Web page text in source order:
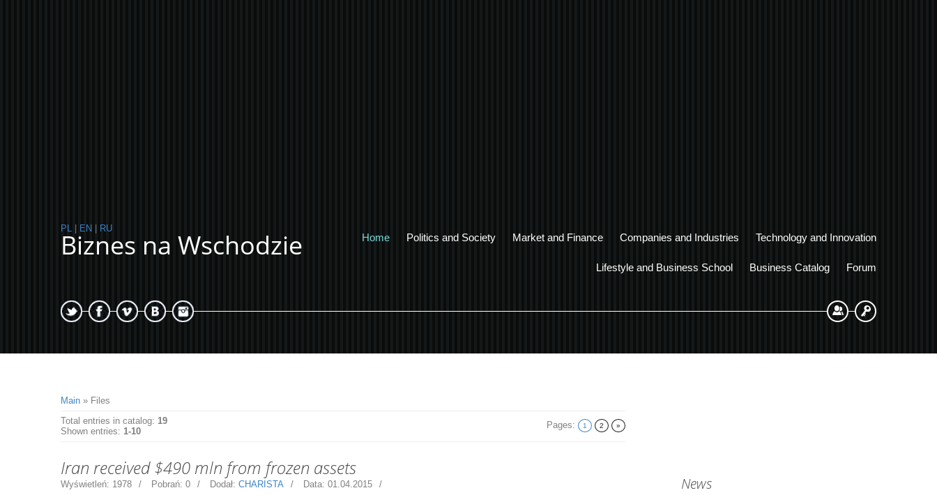
PL EN RU
Biznes na Wschodzie Home Politics and Society Market and Finance Companies and Industries Technology and Innovation
Lifestyle and Business School Business Catalog Forum
Sign Up
Main » Files
Total entries in catalog: 19
Shown entries: 1-10
Pages: 1 2 »
Iran received $490 mln from frozen assets
Wyświetleń: 1978 Pobrań: 0 Dodał: CHARISTA Data: 01.04.2015 News